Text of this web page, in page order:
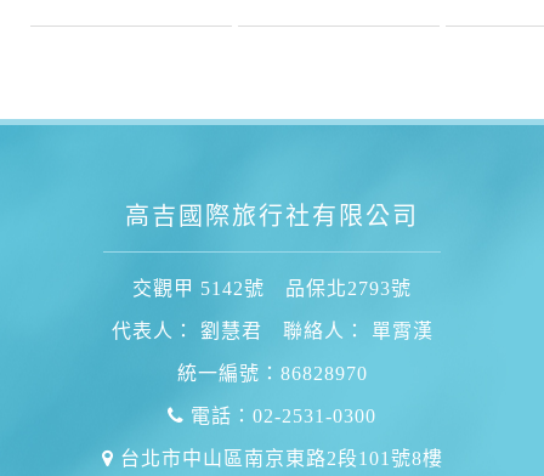
高吉國際旅行社有限公司
交觀甲 5142號 品保北2793號
代表人： 劉慧君 聯絡人： 單霄漢
統一編號：86828970
電話：02-2531-0300
台北市中山區南京東路2段101號8樓